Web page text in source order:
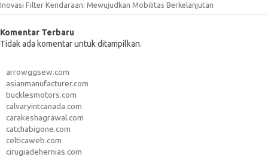
Inovasi Filter Kendaraan: Mewujudkan Mobilitas Berkelanjutan
Komentar Terbaru
Tidak ada komentar untuk ditampilkan.
arrowggsew.com
asianmanufacturer.com
bucklesmotors.com
calvaryintcanada.com
carakeshagrawal.com
catchabigone.com
celticaweb.com
cirugiadehernias.com